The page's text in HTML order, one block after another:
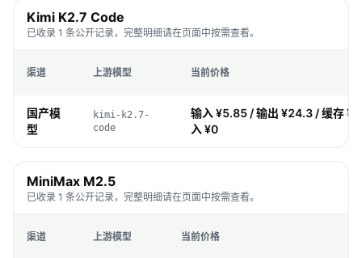
Kimi K2.7 Code
已收录 1 条公开记录，完整明细请在页面中按需查看。
渠道 上游模型 当前价格
国产模
型
kimi-k2.7-
code
输入 ¥5.85 / 输出 ¥24.3 / 缓存
入 ¥0
MiniMax M2.5
已收录 1 条公开记录，完整明细请在页面中按需查看。
渠道 上游模型 当前价格